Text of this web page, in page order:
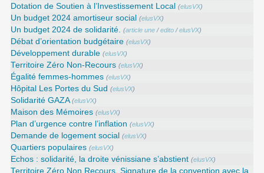
Dotation de Soutien à l’Investissement Local (elusVX)
Un budget 2024 amortiseur social (elusVX)
Un budget 2024 de solidarité. (article une /edito /elusVX)
Débat d’orientation budgétaire (elusVX)
Développement durable (elusVX)
Territoire Zéro Non-Recours (elusVX)
Égalité femmes-hommes (elusVX)
Hôpital Les Portes du Sud (elusVX)
Solidarité GAZA (elusVX)
Maison des Mémoires (elusVX)
Plan d’urgence contre l’inflation (elusVX)
Demande de logement social (elusVX)
Quartiers populaires (elusVX)
Echos : solidarité, la droite vénissiane s’abstient (elusVX)
Territoire Zéro Non Recours. Signature de la convention avec la